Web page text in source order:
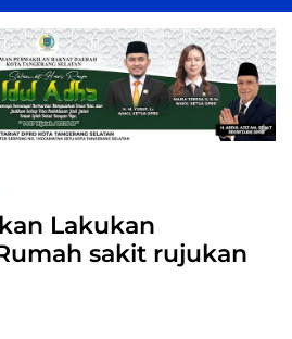
Lakukan
sakit rujukan